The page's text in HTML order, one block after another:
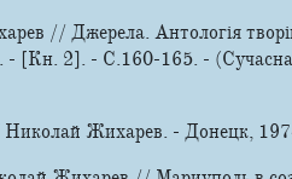
// Джерела. Антологія
[Кн. 2]. - С.160-165. - (Сучасна
Николай Жихарев. - Донецк,